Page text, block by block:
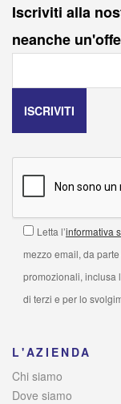
Iscriviti alla
neanche
Letta l’informativa
mezzo email, da
promozionali, inclusa
di terzi e per lo
L'AZIENDA
Chi siamo
Dove siamo